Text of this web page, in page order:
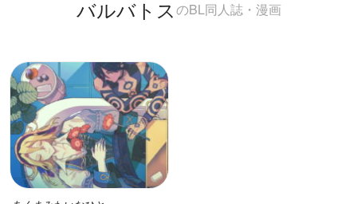
バルバトスのBL同人誌・漫画